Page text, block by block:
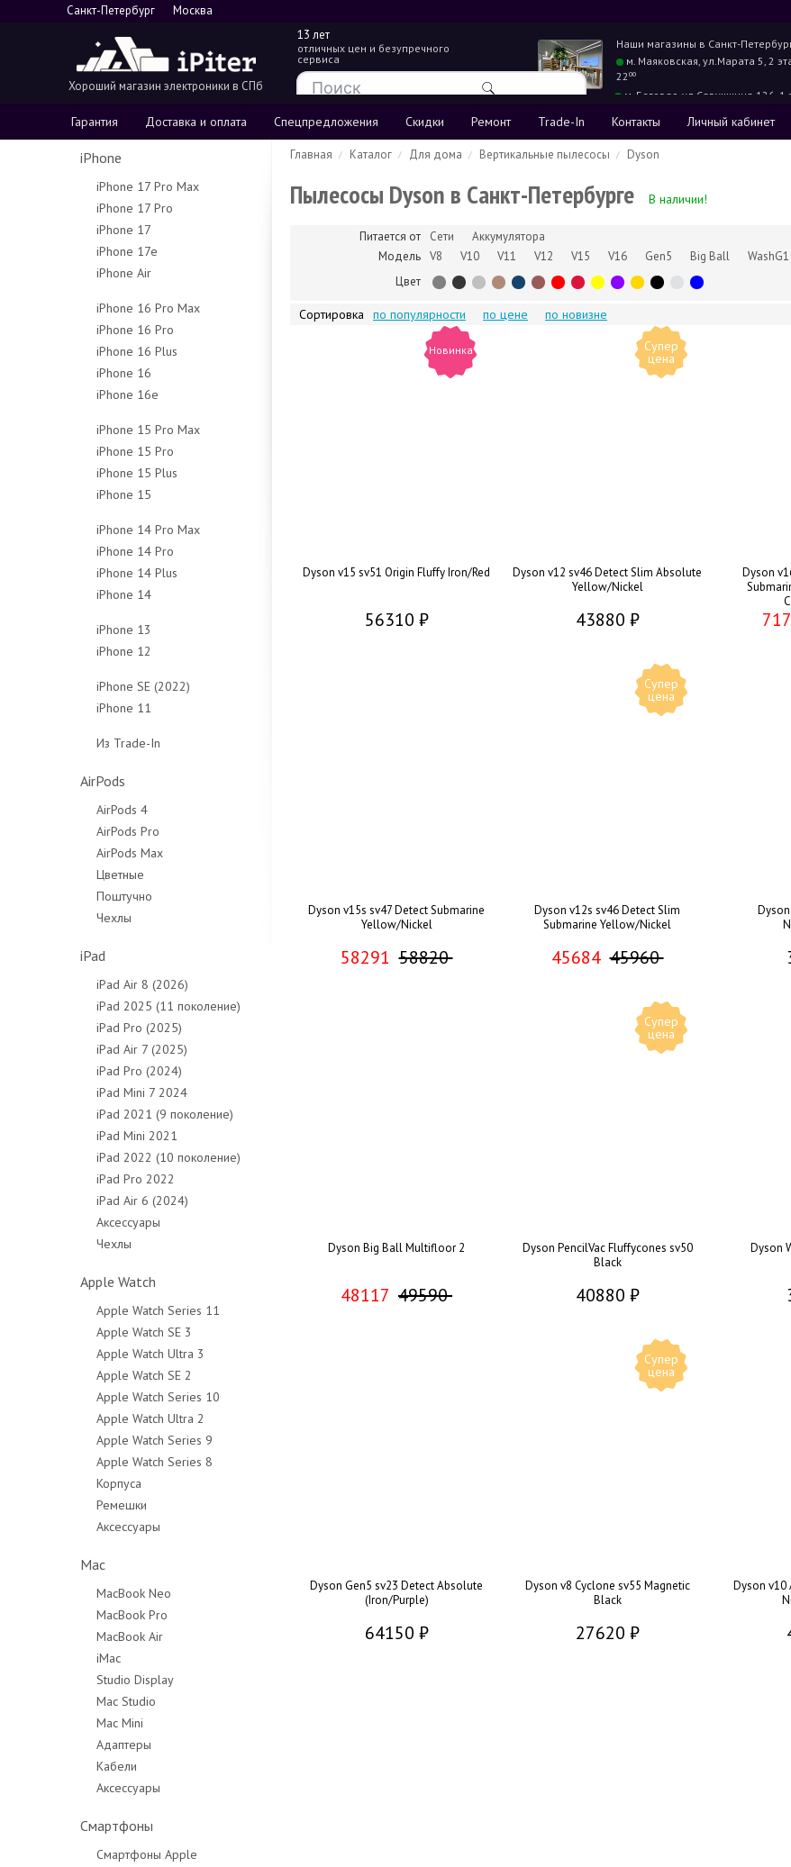
Санкт-Петербург Москва
Хороший магазин электроники в СПб
Наши магазины в Санкт-
м. Маяковская, ул.Марата 5, 2
2200
м. Беговая, ул.Савушкина 126, 1
13 лет
отличных цен и безупречного
сервиса
Гарантия Доставка и оплата Спецпредложения Скидки Ремонт Trade-In Контакты Личный кабинет
iPhone
iPhone 17 Pro Max
256Gb
512Gb
1Tb
2Tb
iPhone 17 Pro
256Gb
512Gb
1Tb
iPhone 17
256Gb
512Gb
iPhone 17e
256Gb
iPhone Air
iPhone 16 Pro Max
256Gb
512Gb
1Tb
Чехлы
iPhone 16 Pro
128Gb
256Gb
512Gb
Чехлы
iPhone 16 Plus
128Gb
256Gb
Чехлы
iPhone 16
128Gb
Чехлы
iPhone 16e
Чехлы
iPhone 15 Pro Max
256Gb
512Gb
1Tb
Чехлы
iPhone 15 Pro
128Gb
256Gb
Чехлы
iPhone 15 Plus
128Gb
Чехлы
iPhone 15
Чехлы
iPhone 14 Pro Max
128Gb
256Gb
512Gb
Чехлы
iPhone 14 Pro
128Gb
256Gb
iPhone 14 Plus
128Gb
iPhone 14
Чехлы
iPhone 13
128Gb
iPhone 12
Чехлы
iPhone SE (2022)
64Gb
Чехлы
Защитные стёкла
iPhone 11
Чехлы
Из Trade-In
AirPods
AirPods 4
AirPods Pro
AirPods Max
Цветные
Поштучно
Чехлы
iPad
iPad Air 8 (2026)
iPad 2025 (11 поколение)
iPad Pro (2025)
iPad Air 7 (2025)
iPad Pro (2024)
iPad Mini 7 2024
iPad 2021 (9 поколение)
iPad Mini 2021
iPad 2022 (10 поколение)
iPad Pro 2022
iPad Air 6 (2024)
Аксессуары
Чехлы
Apple Watch
Apple Watch Series 11
Apple Watch SE 3
Apple Watch Ultra 3
Apple Watch SE 2
Apple Watch Series 10
Apple Watch Ultra 2
Apple Watch Series 9
Apple Watch Series 8
Корпуса
Ремешки
Аксессуары
Mac
MacBook Neo
MacBook Pro
MacBook Pro 14"
MacBook Pro 16"
MacBook Air
iMac
Studio Display
Mac Studio
Mac Mini
Адаптеры
Кабели
Аксессуары
Смартфоны
Смартфоны Apple
Главная Каталог Для дома Вертикальные пылесосы Dyson
Пылесосы Dyson в Санкт-Петербурге В наличии!
Питается от Сети
Аккумулятора
Модель V8 V10 V11 V12 V15 V16 Gen5 Big Ball WashG1
Цвет
Сортировка по популярности по цене по новизне
Новинка
Dyson v15 sv51 Origin Fluffy Iron/Red
56310 ₽
Супер
цена
Dyson v12 sv46 Detect Slim Absolute
Yellow/Nickel
43880 ₽
Dyson
Dyson v15s sv47 Detect Submarine
Yellow/Nickel
58291 58820
Супер
цена
Dyson v12s sv46 Detect Slim
Submarine Yellow/Nickel
45684 45960
Dyson Big Ball Multifloor 2
48117 49590
Супер
цена
Dyson PencilVac Fluffycones sv50
Black
40880 ₽
Dyson
Dyson Gen5 sv23 Detect Absolute
(Iron/Purple)
64150 ₽
Супер
цена
Dyson v8 Cyclone sv55 Magnetic
Black
27620 ₽
Dyson v10